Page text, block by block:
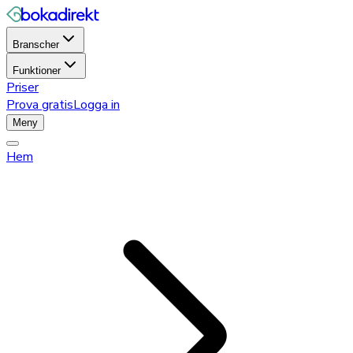
Branscher
Funktioner
Priser
Prova gratisLogga in
Meny
Hem